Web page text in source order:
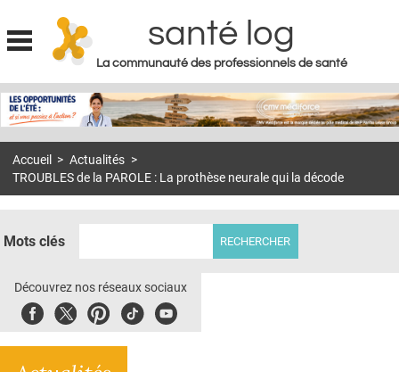
Jump to navigation
santé log
La communauté des professionnels de santé
MON COMPTE
S'ABONNER À LA REVUE SOIN À DOMICILE
DOSSIERS
E-REVUE SAD
Accueil > Actualités >
TROUBLES de la PAROLE : La prothèse neurale qui la décode
Mots clés
Découvrez nos réseaux sociaux
FacebookTwitterPinterest
TiktokYoubute